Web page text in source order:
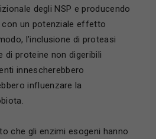
degli NSP e producendo
un potenziale effetto
l’inclusione di proteasi
di proteine non digeribili
innescherebbero
influenzare la
che gli enzimi esogeni hanno